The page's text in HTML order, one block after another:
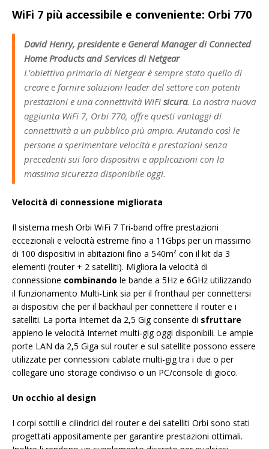
WiFi 7 più accessibile e conveniente: Orbi 770
David Henry, presidente e General Manager di Connected
Home Products and Services di Netgear
L’obiettivo primario di Netgear è sempre stato quello di
creare e fornire soluzioni leader del settore con potenti
prestazioni e una connettività WiFi sicura. La nostra nuova
aggiunta WiFi 7, Orbi 770, offre questi vantaggi di
connettività a un pubblico più ampio. Aiutando così le
persone a sperimentare velocità e prestazioni senza
precedenti sui loro dispositivi e applicazioni con la
massima sicurezza disponibile oggi.
Velocità di connessione migliorata
Il sistema mesh Orbi WiFi 7 Tri-band offre prestazioni
eccezionali e velocità estreme fino a 11Gbps per un massimo
di 100 dispositivi in abitazioni fino a 540m² con il kit da 3
elementi (router + 2 satelliti). Migliora la velocità di
connessione combinando le bande a 5Hz e 6GHz utilizzando
il funzionamento Multi-Link sia per il fronthaul per connettersi
ai dispositivi che per il backhaul per connettere il router e i
satelliti. La porta Internet da 2,5 Gig consente di sfruttare
appieno le velocità Internet multi-gig oggi disponibili. Le ampie
porte LAN da 2,5 Giga sul router e sul satellite possono essere
utilizzate per connessioni cablate multi-gig tra i due o per
collegare uno storage condiviso o un PC/console di gioco.
Un occhio al design
I corpi sottili e cilindrici del router e dei satelliti Orbi sono stati
progettati appositamente per garantire prestazioni ottimali.